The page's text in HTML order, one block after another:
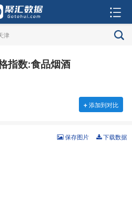
津
指数:食品烟酒
+添加到对比
下载数据
保存图片